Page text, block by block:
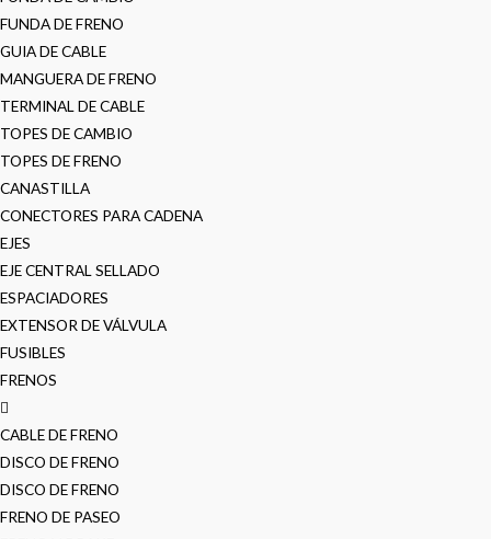
FUNDA DE FRENO
GUIA DE CABLE
MANGUERA DE FRENO
TERMINAL DE CABLE
TOPES DE CAMBIO
TOPES DE FRENO
CANASTILLA
CONECTORES PARA CADENA
EJES
EJE CENTRAL SELLADO
ESPACIADORES
EXTENSOR DE VÁLVULA
FUSIBLES
FRENOS
CABLE DE FRENO
DISCO DE FRENO
DISCO DE FRENO
FRENO DE PASEO